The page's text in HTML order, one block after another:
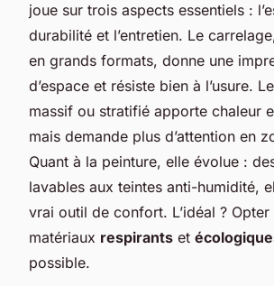
joue sur trois aspects essentiels :
durabilité et l’entretien. Le
en grands formats, donne une
d’espace et résiste bien à l’usure.
massif ou stratifié apporte chaleur
mais demande plus d’attention en
Quant à la peinture, elle évolue :
lavables aux teintes anti-humidité,
vrai outil de confort. L’idéal ?
matériaux respirants et
possible.